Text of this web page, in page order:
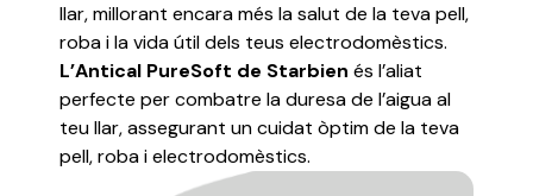
llar, millorant encara més la salut de la teva pell,
roba i la vida útil dels teus electrodomèstics.
L’Antical PureSoft de Starbien és l’aliat
perfecte per combatre la duresa de l’aigua al
teu llar, assegurant un cuidat òptim de la teva
pell, roba i electrodomèstics.